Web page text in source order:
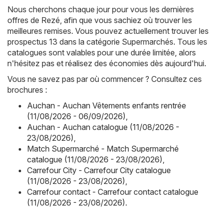
Nous cherchons chaque jour pour vous les dernières
offres de Rezé, afin que vous sachiez où trouver les
meilleures remises. Vous pouvez actuellement trouver les
prospectus 13 dans la catégorie Supermarchés. Tous les
catalogues sont valables pour une durée limitée, alors
n'hésitez pas et réalisez des économies dès aujourd'hui.
Vous ne savez pas par où commencer ? Consultez ces
brochures :
Auchan - Auchan Vêtements enfants rentrée
(11/08/2026 - 06/09/2026)
Auchan - Auchan catalogue (11/08/2026 -
23/08/2026)
Match Supermarché - Match Supermarché
catalogue (11/08/2026 - 23/08/2026)
Carrefour City - Carrefour City catalogue
(11/08/2026 - 23/08/2026)
Carrefour contact - Carrefour contact catalogue
(11/08/2026 - 23/08/2026).